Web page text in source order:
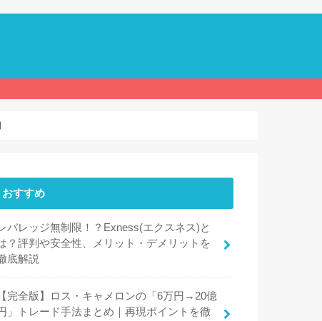
おすすめ
バレッジ無制限！？Exness(エクスネス)と
？評判や安全性、メリット・デメリットを
底解説
【完全版】ロス・キャメロンの「6万円→20億
」トレード手法まとめ｜再現ポイントを徹